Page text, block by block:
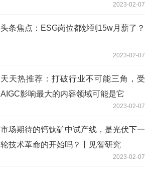
2023-02-07
头条焦点：ESG岗位都炒到15w月薪了？
2023-02-07
天天热推荐：打破行业不可能三角，受
AIGC影响最大的内容领域可能是它
2023-02-07
市场期待的钙钛矿中试产线，是光伏下一
轮技术革命的开始吗？丨见智研究
2023-02-07